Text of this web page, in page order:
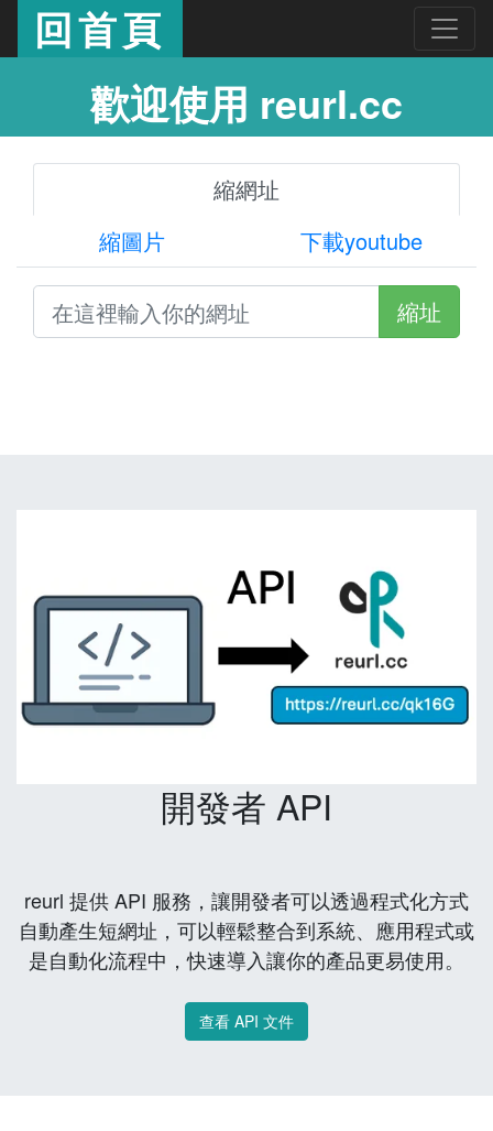
回首頁
歡迎使用 reurl.cc
縮網址
縮圖片
下載youtube
縮址
開發者 API
reurl 提供 API 服務，讓開發者可以透過程式化方式
自動產生短網址，可以輕鬆整合到系統、應用程式或
是自動化流程中，快速導入讓你的產品更易使用。
查看 API 文件